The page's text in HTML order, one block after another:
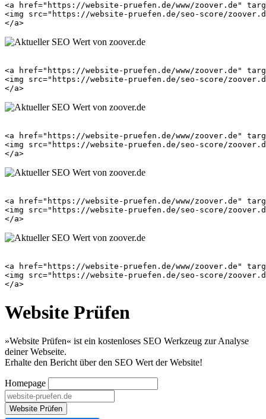
<a href="https://website-pruefen.de/www/zoover.de"
<img src="https://website-pruefen.de/seo-score/
<a href="https://website-pruefen.de/www/zoover.de"
<img src="https://website-pruefen.de/seo-score/
<a href="https://website-pruefen.de/www/zoover.de"
<img src="https://website-pruefen.de/seo-score/
<a href="https://website-pruefen.de/www/zoover.de"
<img src="https://website-pruefen.de/seo-score/
<a href="https://website-pruefen.de/www/zoover.de"
<img src="https://website-pruefen.de/seo-score/
Website Prüfen
»Website Prüfen« ist ein kostenloses SEO Werkzeug zur Analyse
deiner Webseite.
Erhalte den Bericht über den SEO Wert der Website!
Homepage
Website Prüfen